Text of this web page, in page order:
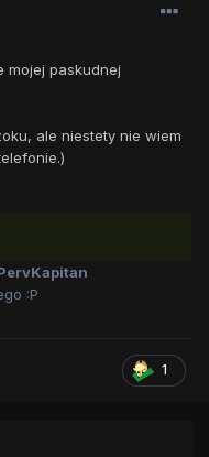
mojej paskudnej
ale niestety nie wiem
:P
1